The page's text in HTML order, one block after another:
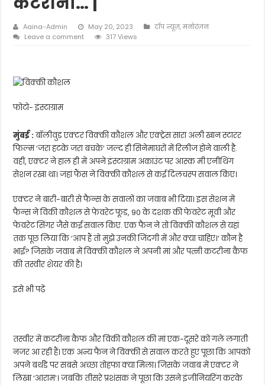
Aaina-Admin May 20, 2023 टॉप न्यूज़,मनोरंजन
Leave a comment
317 Views
फोटो- इंस्टाग्राम
मुंबई :बॉलीवुड एक्टर विक्की कौशल और एक्ट्रेस सारा अली खान स्टारर
फिल्म ‘जरा हटके जरा बचके’ जल्द ही सिनेमाघरों में रिलीज होने वाली है.
वहीं, एक्टर ने हाल ही में अपने इंस्टाग्राम अकाउंट पर आस्क मी एनीथिंग
सेशन रखा था। जहां फैंस ने विक्की कौशल से कई दिलचस्प सवाल किए।
एक्टर ने बारी-बारी से फैन्स के सवालों का जवाब भी दिया। इस सेशन में
फैन्स ने विकी कौशल से फेवरेट फूड, 90 के दशक की फेवरेट मूवी और
फेवरेट सिंगर जैसे कई सवाल किए. एक फैन ने तो विक्की कौशल से यहां
तक ​​पूछ लिया कि ‘आप हैं तो मुझे उनकी जिंदगी में और क्या चाहिए।’ कौन है
भाई? जिसके जवाब में विक्की कौशल ने अपनी मां और पत्नी कटरीना कैफ
की तस्वीर शेयर की है।
इसे भी पढ़ें
तस्वीर में कटरीना कैफ और विकी कौशल की मां एक-दूसरे को गले लगाती
नजर आ रही हैं। एक अन्य फैन ने विक्की से सवाल करते हुए पूछा कि आपको
अपने बर्थडे पर सबसे अच्छा तोहफा क्या मिला। जिसके जवाब में एक्टर ने
लिखा ‘आराम’। जबकि तीसरे प्रशंसक ने पूछा कि उसने इंजीनियरिंग करके